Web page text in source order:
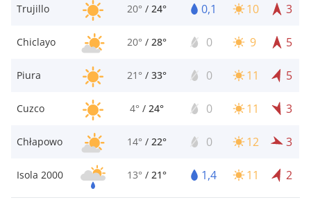
Trujillo 20° / 24° 0,1 10 3
Chiclayo 20° / 28° 0 9 5
Piura 21° / 33° 0 11 5
Cuzco 4° / 24° 0 11 3
Chłapowo 14° / 22° 0 12 3
Isola 2000 13° / 21° 1,4 11 2